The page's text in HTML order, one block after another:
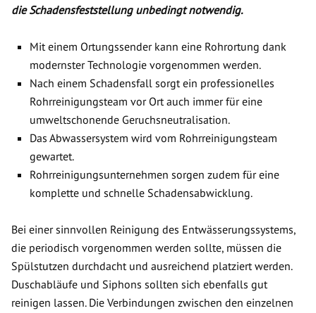
die Schadensfeststellung unbedingt notwendig.
Mit einem Ortungssender kann eine Rohrortung dank
modernster Technologie vorgenommen werden.
Nach einem Schadensfall sorgt ein professionelles
Rohrreinigungsteam vor Ort auch immer für eine
umweltschonende Geruchsneutralisation.
Das Abwassersystem wird vom Rohrreinigungsteam
gewartet.
Rohrreinigungsunternehmen sorgen zudem für eine
komplette und schnelle Schadensabwicklung.
Bei einer sinnvollen Reinigung des Entwässerungssystems,
die periodisch vorgenommen werden sollte, müssen die
Spülstutzen durchdacht und ausreichend platziert werden.
Duschabläufe und Siphons sollten sich ebenfalls gut
reinigen lassen. Die Verbindungen zwischen den einzelnen